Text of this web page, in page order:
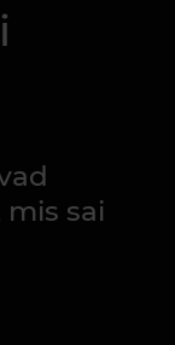
sai